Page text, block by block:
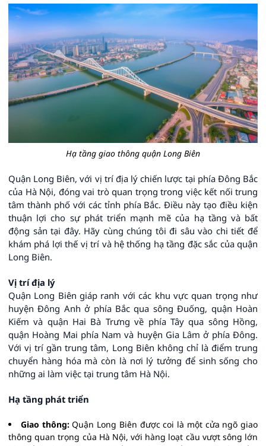
Hạ tầng giao thông quận Long Biên
Quận Long Biên, với vị trí địa lý chiến lược tại phía Đông Bắc
của Hà Nội, đóng vai trò quan trọng trong việc kết nối trung
tâm thành phố với các tỉnh phía Bắc. Điều này tạo điều kiện
thuận lợi cho sự phát triển mạnh mẽ của hạ tầng và bất
động sản tại đây. Hãy cùng chúng tôi đi sâu vào chi tiết để
khám phá lợi thế vị trí và hệ thống hạ tầng đặc sắc của quận
Long Biên.
Vị trí địa lý
Quận Long Biên giáp ranh với các khu vực quan trọng như
huyện Đông Anh ở phía Bắc qua sông Đuống, quận Hoàn
Kiếm và quận Hai Bà Trưng về phía Tây qua sông Hồng,
quận Hoàng Mai phía Nam và huyện Gia Lâm ở phía Đông.
Với vị trí gần trung tâm, Long Biên không chỉ là điểm trung
chuyển hàng hóa mà còn là nơi lý tưởng để sinh sống cho
những ai làm việc tại trung tâm Hà Nội.
Hạ tầng phát triển
Giao thông:Quận Long Biên được coi là một cửa ngõ giao
thông quan trọng của Hà Nội, với hàng loạt cầu vượt sông lớn